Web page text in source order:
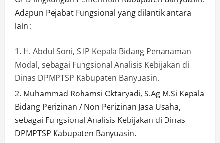
Adapun Pejabat Fungsional yang dilantik antara
lain :
H. Abdul Soni, S.IP Kepala Bidang Penanaman
Modal, sebagai Fungsional Analisis Kebijakan di
Dinas DPMPTSP Kabupaten Banyuasin.
Muhammad Rohamsi Oktaryadi, S.Ag M.Si Kepala
Bidang Perizinan / Non Perizinan Jasa Usaha,
sebagai Fungsional Analisis Kebijakan di Dinas
DPMPTSP Kabupaten Banyuasin.